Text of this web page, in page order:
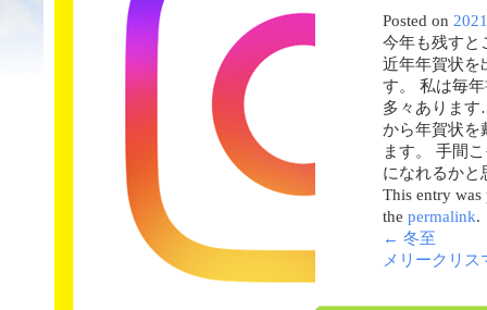
Posted on
今年も残すと
近年年賀状を
す。 私は毎
多々ありま
から年賀状を
ます。 手間
になれるかと
This entry
the permalink.
← 冬至
メリークリ